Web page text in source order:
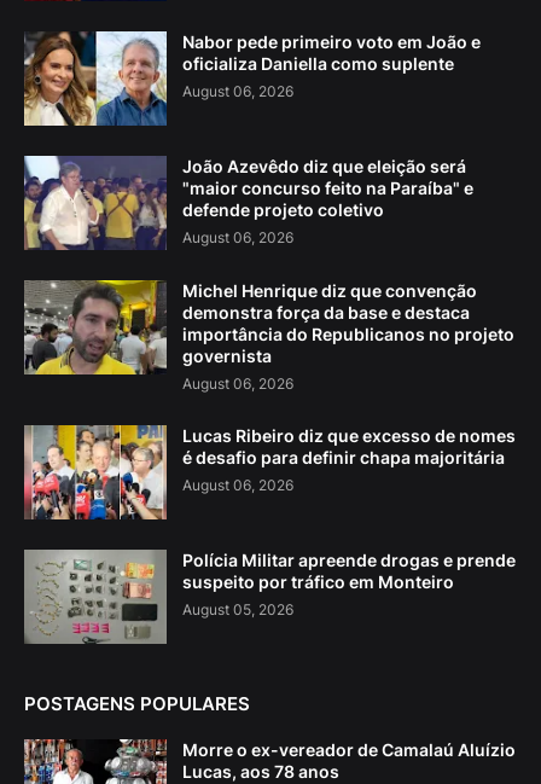
Nabor pede primeiro voto em João e
oficializa Daniella como suplente
August 06, 2026
João Azevêdo diz que eleição será
"maior concurso feito na Paraíba" e
defende projeto coletivo
August 06, 2026
Michel Henrique diz que convenção
demonstra força da base e destaca
importância do Republicanos no projeto
governista
August 06, 2026
Lucas Ribeiro diz que excesso de nomes
é desafio para definir chapa majoritária
August 06, 2026
Polícia Militar apreende drogas e prende
suspeito por tráfico em Monteiro
August 05, 2026
POSTAGENS POPULARES
Morre o ex-vereador de Camalaú Aluízio
Lucas, aos 78 anos